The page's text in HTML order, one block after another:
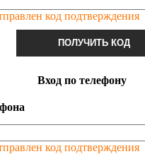
код подтверждения
ПОЛУЧИТЬ КОД
Вход по телефону
код подтверждения